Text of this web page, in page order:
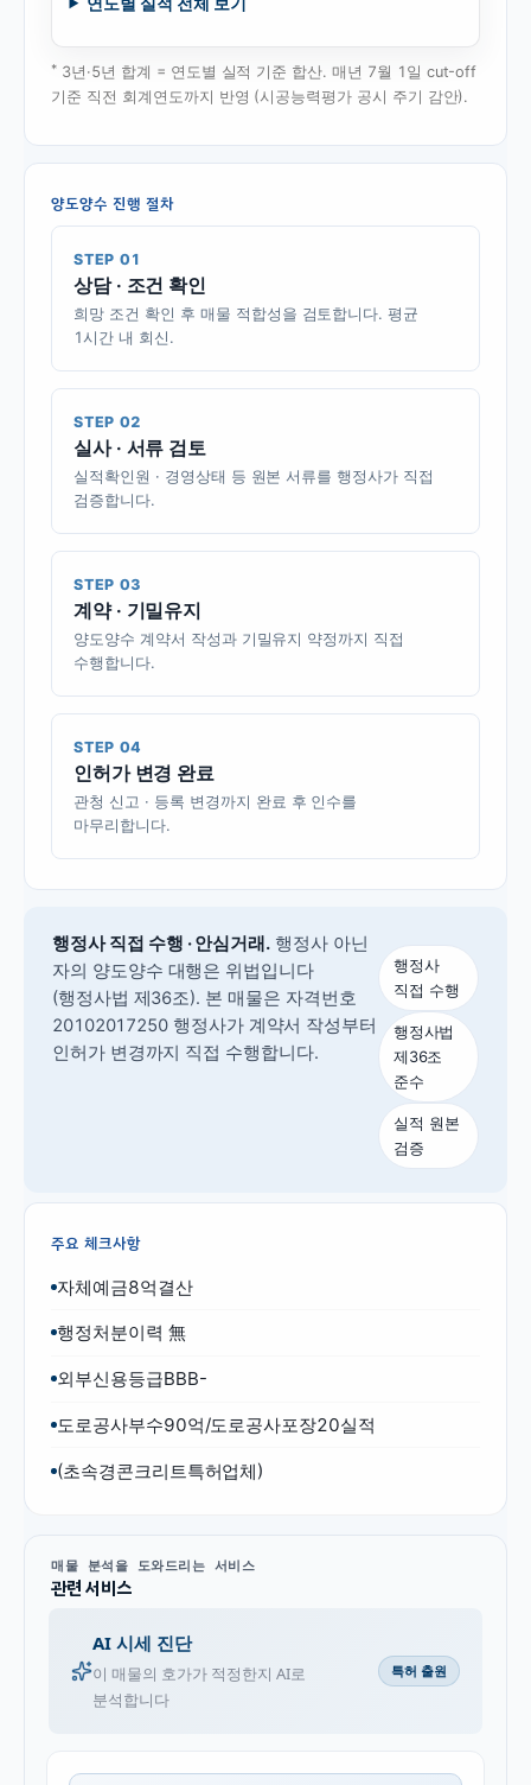
* 3년·5년 합계 = 연도별 실적 기준 합산. 매년 7월 1일 cut-off
기준 직전 회계연도까지 반영 (시공능력평가 공시 주기 감안).
양도양수 진행 절차
STEP 01
상담 · 조건 확인
희망 조건 확인 후 매물 적합성을 검토합니다. 평균
1시간 내 회신.
STEP 02
실사 · 서류 검토
실적확인원 · 경영상태 등 원본 서류를 행정사가 직접
검증합니다.
STEP 03
계약 · 기밀유지
양도양수 계약서 작성과 기밀유지 약정까지 직접
수행합니다.
STEP 04
인허가 변경 완료
관청 신고 · 등록 변경까지 완료 후 인수를
마무리합니다.
행정사 직접 수행 · 안심거래. 행정사 아닌
자의 양도양수 대행은 위법입니다
(행정사법 제36조). 본 매물은 자격번호
20102017250 행정사가 계약서 작성부터
인허가 변경까지 직접 수행합니다.
행정사
직접 수행
행정사법
제36조
준수
실적 원본
검증
주요 체크사항
자체예금8억결산
행정처분이력 無
외부신용등급BBB-
도로공사부수90억/도로공사포장20실적
(초속경콘크리트특허업체)
매물 분석을 도와드리는 서비스
관련 서비스
AI 시세 진단
이 매물의 호가가 적정한지 AI로
분석합니다
특허 출원